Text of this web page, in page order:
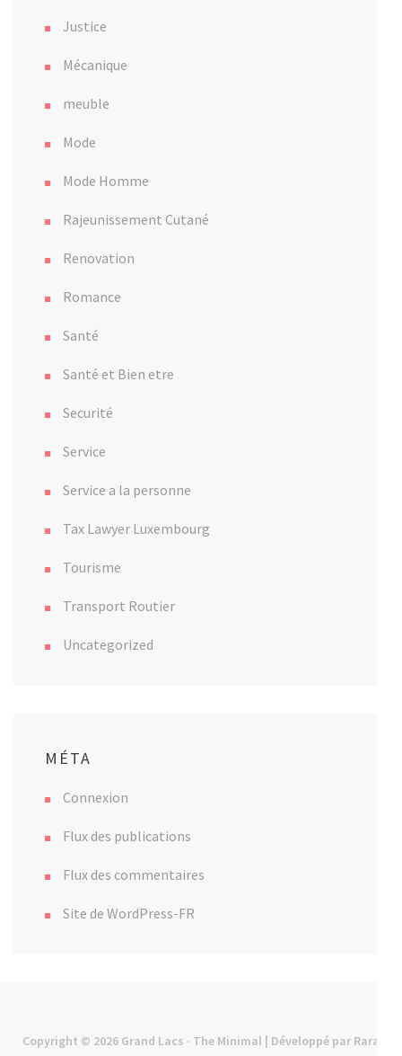
Justice
Mécanique
meuble
Mode
Mode Homme
Rajeunissement Cutané
Renovation
Romance
Santé
Santé et Bien etre
Securité
Service
Service a la personne
Tax Lawyer Luxembourg
Tourisme
Transport Routier
Uncategorized
MÉTA
Connexion
Flux des publications
Flux des commentaires
Site de WordPress-FR
Copyright © 2026 Grand Lacs · The Minimal | Développé par Rara